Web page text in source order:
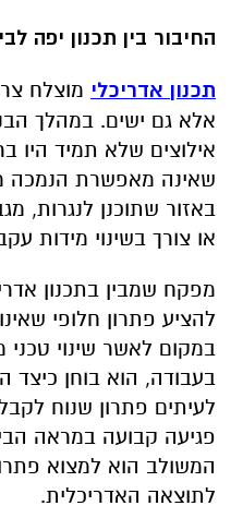
החיבור בין תכנון יפה
תכנון אדריכלי מוצלח
אלא גם ישים. במהלך
אילוצים שלא תמיד היו
שאינה מאפשרת הנמכה
באזור שתוכנן לנגרות,
או צורך בשינוי מידות
מפקח שמבין בתכנון
להציע פתרון חלופי
במקום לאשר שינוי
בעבודה, הוא בוחן כיצד
לעיתים פתרון שנוח
פגיעה קבועה במראה
המשולב הוא למצוא
לתוצאה האדריכלית.